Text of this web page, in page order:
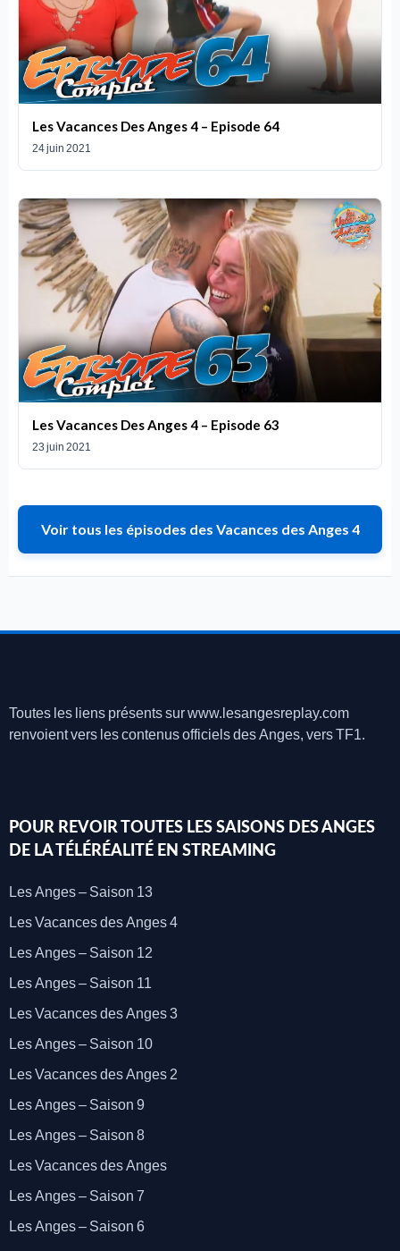
Les Vacances Des Anges 4 – Episode 64
24 juin 2021
Les Vacances Des Anges 4 – Episode 63
23 juin 2021
Voir tous les épisodes des Vacances des Anges 4
Toutes les liens présents sur www.lesangesreplay.com
renvoient vers les contenus officiels des Anges, vers TF1.
POUR REVOIR TOUTES LES SAISONS DES ANGES
DE LA TÉLÉRÉALITÉ EN STREAMING
Les Anges – Saison 13
Les Vacances des Anges 4
Les Anges – Saison 12
Les Anges – Saison 11
Les Vacances des Anges 3
Les Anges – Saison 10
Les Vacances des Anges 2
Les Anges – Saison 9
Les Anges – Saison 8
Les Vacances des Anges
Les Anges – Saison 7
Les Anges – Saison 6